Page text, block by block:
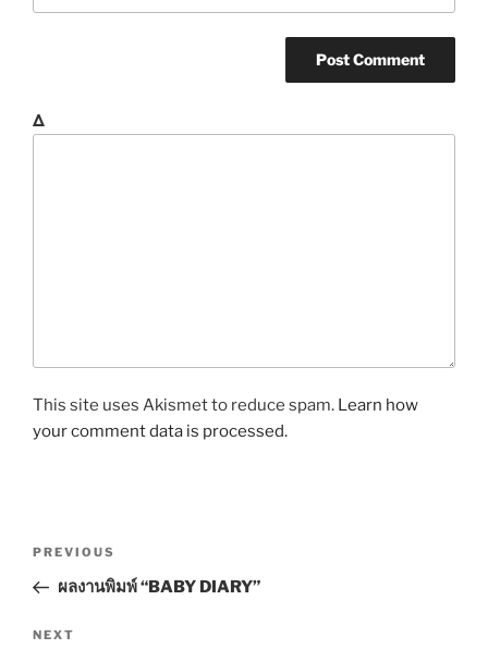
Δ
This site uses Akismet to reduce spam. Learn how
your comment data is processed.
s
t
P
r
v
PREVIOUS
ผลงานพิมพ์ “BABY DIARY”
N
NEXT